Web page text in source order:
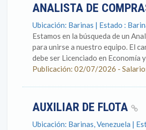
ANALISTA DE
Ubicación: Barinas | Estado :
Estamos en la búsqueda de un
para unirse a nuestro equipo. El
debe ser Licenciado en Economía
Publicación: 02/07/2026 -
AUXILIAR DE FLOTA
Ubicación: Barinas, Venezuela |